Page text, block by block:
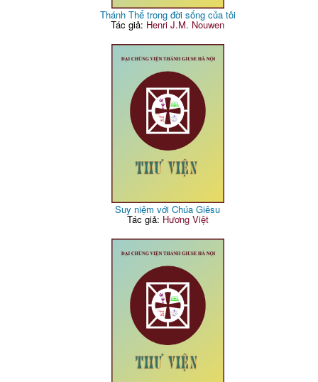
Thánh Thể trong đời sống của tôi
Tác giả: Henri J.M. Nouwen
Suy niệm với Chúa Giêsu
Tác giả: Hương Việt